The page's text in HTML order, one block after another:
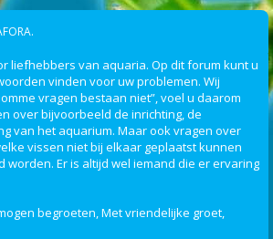
liefhebbers van aquaria. Op dit forum kunt u
vinden voor uw problemen. Wij
vragen bestaan niet”, voel u daarom
over bijvoorbeeld de inrichting, de
van het aquarium. Maar ook vragen over
vissen niet bij elkaar geplaatst kunnen
worden. Er is altijd wel iemand die er ervaring
begroeten, Met vriendelijke groet,